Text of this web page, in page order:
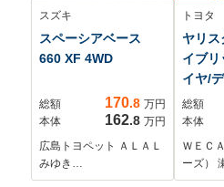
スズキ
スペーシアベース
660 XF 4WD
総額 170.8 万円
本体
162.8 万円
広島トヨペット ＡＬＡＬ
みゆき…
トヨタ
ヤリ
イブリ
イヤ/
ーデ
安全装
ター/
援シス
ーフレ
総額
本体
ＷＥＣ
ーズ）